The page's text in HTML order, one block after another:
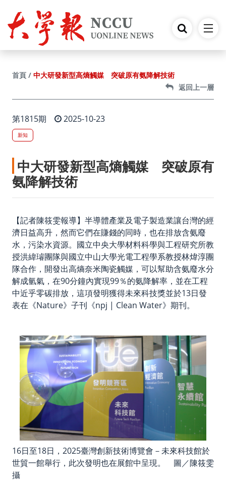
首頁
中大研發新型高熵觸媒 突破原有氨降解技術
返回上一層
第1815期 2025-10-23
新知
中大研發新型高熵觸媒 突破原有
氨降解技術
【記者陳筱雯報導】半導體產業及電子製造業讓台灣的經
濟日益高升，然而它們在賺錢的同時，也在排放含氨廢
水，污染水資源。國立中央大學材料科學與工程研究所教
授洪緯璿團隊與國立中山大學光電工程學系教授林煒淳團
隊合作，開發出高熵奈米陶瓷觸媒，可以幫助含氨廢水分
解成氫氣，在90分鐘內實現99％的氨降解率，並在工程
中近乎零碳排放，這項發明獲得未來科技獎並於13日發
表在《Nature》子刊《npj | Clean Water》期刊。
16日至18日，2025臺灣創新技術博覽會－未來科技館於
世貿一館舉行，此次發明也在展館中呈現。 圖／陳筱雯
攝